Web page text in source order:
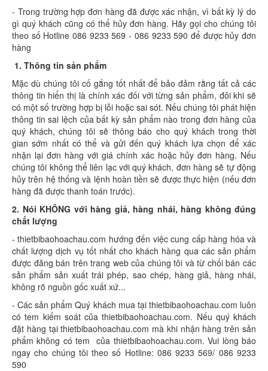
- Trong trường hợp đơn hàng đã được xác nhận, vì bất kỳ lý do
gì quý khách cũng có thể hủy đơn hàng. Hãy gọi cho chúng tôi
theo số Hotline 086 9233 569 - 086 9233 590 để được hủy đơn
hàng
1. Thông tin sản phẩm
Mặc dù chúng tôi cố gắng tốt nhất để bảo đảm rằng tất cả các
thông tin hiển thị là chính xác đối với từng sản phẩm, đôi khi sẽ
có một số trường hợp bị lỗi hoặc sai sót. Nếu chúng tôi phát hiện
thông tin sai lệch của bất kỳ sản phẩm nào trong đơn hàng của
quý khách, chúng tôi sẽ thông báo cho quý khách trong thời
gian sớm nhất có thể và gửi đến quý khách lựa chọn để xác
nhận lại đơn hàng với giá chính xác hoặc hủy đơn hàng. Nếu
chúng tôi không thể liên lạc với quý khách, đơn hàng sẽ tự động
hủy trên hệ thống và lệnh hoàn tiền sẽ được thực hiện (nếu đơn
hàng đã được thanh toán trước).
2. Nói KHÔNG với hàng giả, hàng nhái, hàng không đúng
chất lượng
- thietbibaohoachau.com hướng đến việc cung cấp hàng hóa và
chất lượng dịch vụ tốt nhất cho khách hàng qua các sản phẩm
được đăng bán trên trang web của chúng tôi và từ chối bán các
sản phẩm sản xuất trái phép, sao chép, hàng giả, hàng nhái,
không rõ nguồn gốc xuất xứ...
- Các sản phẩm Quý khách mua tại thietbibaohoachau.com luôn
có tem kiểm soát của thietbibaohoachau.com. Nếu quý khách
đặt hàng tại thietbibaohoachau.com mà khi nhận hàng trên sản
phẩm không có tem của thietbibaohoachau.com. Vui lòng báo
ngay cho chúng tôi theo số Hotline: 086 9233 569/ 086 9233
590